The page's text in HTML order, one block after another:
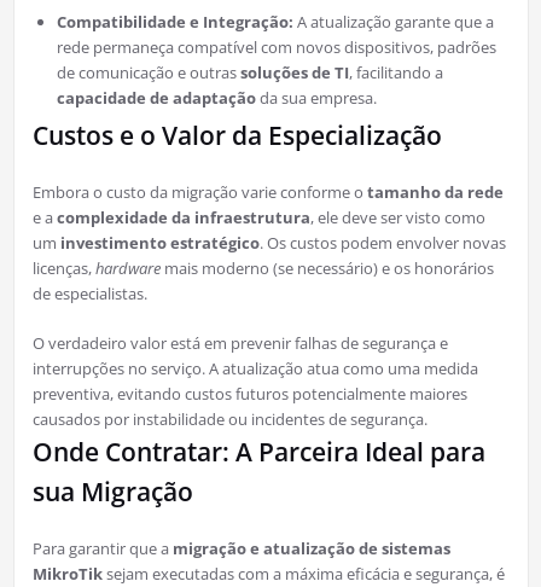
Compatibilidade e Integração: A atualização garante que a
rede permaneça compatível com novos dispositivos, padrões
de comunicação e outrassoluções de TI, facilitando a
capacidade de adaptaçãoda sua empresa.
Custos e o Valor da Especialização
Embora o custo da migração varie conforme o tamanho da rede
e acomplexidade da infraestrutura, ele deve ser visto como
um investimento estratégico. Os custos podem envolver novas
licenças,hardwaremais moderno (se necessário) e os honorários
de especialistas.
O verdadeiro valor está em prevenir falhas de segurança e
interrupções no serviço. A atualização atua como uma medida
preventiva, evitando custos futuros potencialmente maiores
causados por instabilidade ou incidentes de segurança.
Onde Contratar: A Parceira Ideal para
sua Migração
Para garantir que a migração e atualização de sistemas
MikroTiksejam executadas com a máxima eficácia e segurança, é